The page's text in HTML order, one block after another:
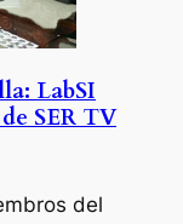
LabSI
SER TV
del